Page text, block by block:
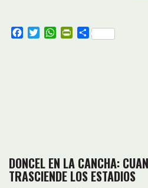
Facebook
TwitterWhatsApp
PrintFriendly
Compartir
DONCEL EN LA CANCHA:
TRASCIENDE LOS ESTADIOS